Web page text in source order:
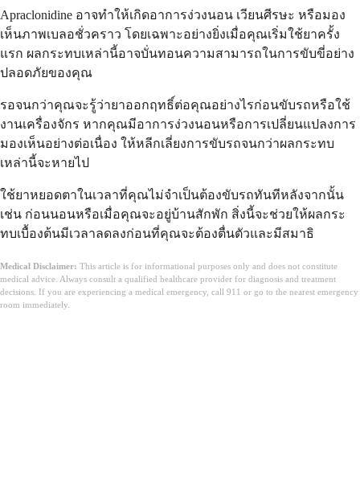
Apraclonidine อาจทำให้เกิดอาการง่วงนอน เวียนศีรษะ หรือมอง
เห็นภาพเบลอชั่วคราว โดยเฉพาะอย่างยิ่งเมื่อคุณเริ่มใช้ยาครั้ง
แรก ผลกระทบเหล่านี้อาจบั่นทอนความสามารถในการขับขี่อย่าง
ปลอดภัยของคุณ
รอจนกว่าคุณจะรู้ว่ายาออกฤทธิ์ต่อคุณอย่างไรก่อนขับรถหรือใช้
งานเครื่องจักร หากคุณมีอาการง่วงนอนหรือการเปลี่ยนแปลงการ
มองเห็นอย่างต่อเนื่อง ให้หลีกเลี่ยงการขับรถจนกว่าผลกระทบ
เหล่านี้จะหายไป
ใช้ยาหยอดตาในเวลาที่คุณไม่จำเป็นต้องขับรถทันทีหลังจากนั้น
เช่น ก่อนนอนหรือเมื่อคุณจะอยู่บ้านสักพัก สิ่งนี้จะช่วยให้ผลกระ
ทบเบื้องต้นมีเวลาลดลงก่อนที่คุณจะต้องตื่นตัวและมีสมาธิ
Medical Disclaimer: This article is for informational purposes only and does not constitute
medical advice. Always consult a qualified healthcare provider for diagnosis and treatment
decisions. If you are experiencing a medical emergency, call 911 or go to the nearest emergency
room immediately.